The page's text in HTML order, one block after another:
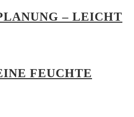
– LEICHT
FEUCHTE